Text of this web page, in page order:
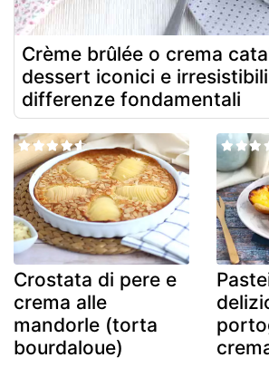
Crème brûlée o crema
dessert iconici e
differenze fondamentali
Crostata di pere e
crema alle
mandorle (torta
bourdaloue)